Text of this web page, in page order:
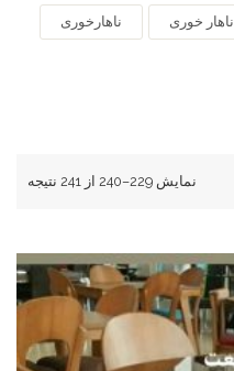
ناهار خوری ناهارخوری
نمایش 229–240 از 241 نتیجه